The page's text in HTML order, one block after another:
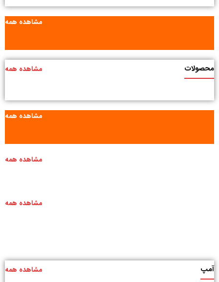
مشاهده همه
محصولات مشاهده همه
مشاهده همه
مشاهده همه
مشاهده همه
آمپ مشاهده همه